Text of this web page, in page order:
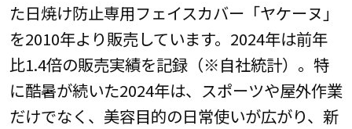
た日焼け防止専用フェイスカバー「ヤケーヌ」
を2010年より販売しています。2024年は前年
比1.4倍の販売実績を記録（※自社統計）。特
に酷暑が続いた2024年は、スポーツや屋外作業
だけでなく、美容目的の日常使いが広がり、新